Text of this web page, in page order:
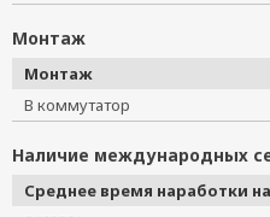
Монтаж
Монтаж
В коммутатор
Наличие международных
Среднее время наработки